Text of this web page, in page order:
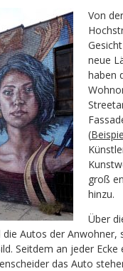
Von
neue
haben
(
groß
hinzu.
Über
die Autos der
Seitdem an jeder
das Auto